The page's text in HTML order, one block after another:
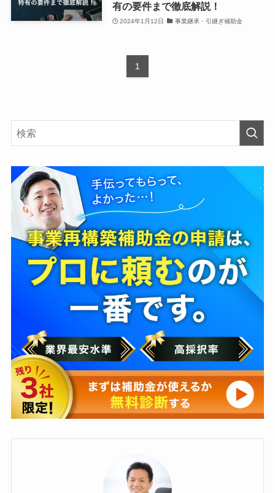
有の要件まで徹底解説！
2024年1月12日 事業継承・引継ぎ補助金
1